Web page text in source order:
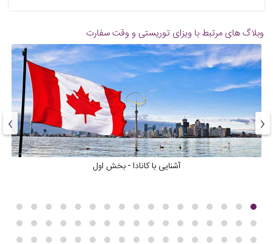
وبلاگ های مرتبط با ویزای توریستی و وقت سفارت
آشنایی با کانادا - بخش اول
‹
›